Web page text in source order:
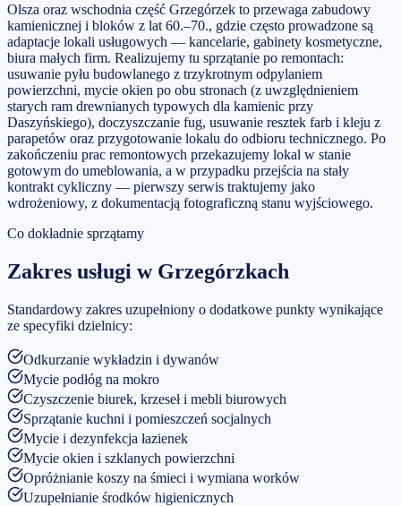
Olsza oraz wschodnia część Grzegórzek to przewaga zabudowy
kamienicznej i bloków z lat 60.–70., gdzie często prowadzone są
adaptacje lokali usługowych — kancelarie, gabinety kosmetyczne,
biura małych firm. Realizujemy tu sprzątanie po remontach:
usuwanie pyłu budowlanego z trzykrotnym odpylaniem
powierzchni, mycie okien po obu stronach (z uwzględnieniem
starych ram drewnianych typowych dla kamienic przy
Daszyńskiego), doczyszczanie fug, usuwanie resztek farb i kleju z
parapetów oraz przygotowanie lokalu do odbioru technicznego. Po
zakończeniu prac remontowych przekazujemy lokal w stanie
gotowym do umeblowania, a w przypadku przejścia na stały
kontrakt cykliczny — pierwszy serwis traktujemy jako
wdrożeniowy, z dokumentacją fotograficzną stanu wyjściowego.
Co dokładnie sprzątamy
Zakres usługi w Grzegórzkach
Standardowy zakres uzupełniony o dodatkowe punkty wynikające
ze specyfiki dzielnicy:
Odkurzanie wykładzin i dywanów
Mycie podłóg na mokro
Czyszczenie biurek, krzeseł i mebli biurowych
Sprzątanie kuchni i pomieszczeń socjalnych
Mycie i dezynfekcja łazienek
Mycie okien i szklanych powierzchni
Opróżnianie koszy na śmieci i wymiana worków
Uzupełnianie środków higienicznych